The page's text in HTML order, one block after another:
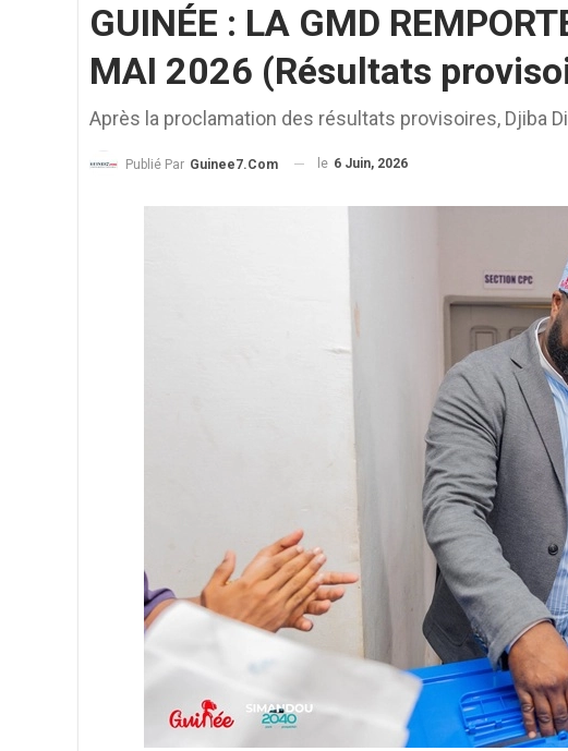
GUINÉE : LA GMD
MAI 2026 (Résultats
Après la proclamation des résultats provisoires, Djiba
Publié Par Guinee7.com le 6 Juin, 2026